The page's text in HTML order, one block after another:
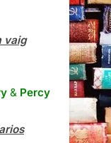
vaig
& Percy